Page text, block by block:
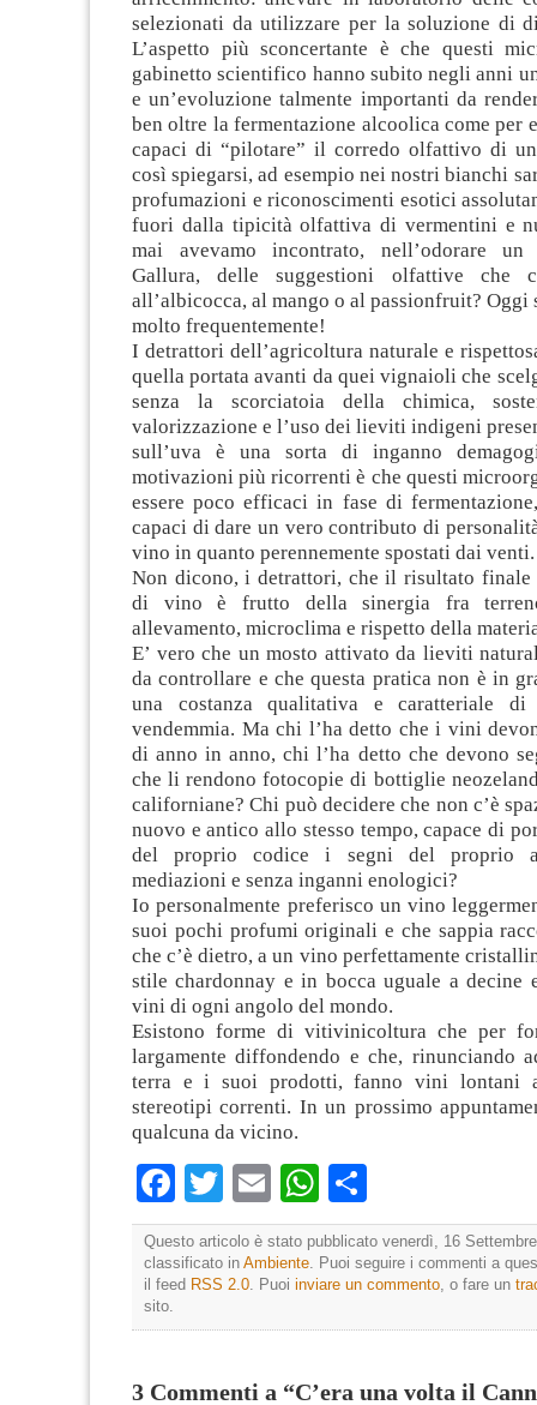
selezionati da utilizzare per la soluzione di
L’aspetto più sconcertante è che questi
gabinetto scientifico hanno subito negli anni
e un’evoluzione talmente importanti da
ben oltre la fermentazione alcoolica come per
capaci di “pilotare” il corredo olfattivo di
così spiegarsi, ad esempio nei nostri bianchi
profumazioni e riconoscimenti esotici
fuori dalla tipicità olfattiva di vermentini e
mai avevamo incontrato, nell’odorare un
Gallura, delle suggestioni olfattive che
all’albicocca, al mango o al passionfruit? Oggi
molto frequentemente!
I detrattori dell’agricoltura naturale e
quella portata avanti da quei vignaioli che
senza la scorciatoia della chimica,
valorizzazione e l’uso dei lieviti indigeni
sull’uva è una sorta di inganno
motivazioni più ricorrenti è che questi
essere poco efficaci in fase di
capaci di dare un vero contributo di
vino in quanto perennemente spostati dai venti.
Non dicono, i detrattori, che il risultato
di vino è frutto della sinergia fra
allevamento, microclima e rispetto della
E’ vero che un mosto attivato da lieviti
da controllare e che questa pratica non è in
una costanza qualitativa e caratteriale di
vendemmia. Ma chi l’ha detto che i vini
di anno in anno, chi l’ha detto che devono
che li rendono fotocopie di bottiglie
californiane? Chi può decidere che non c’è
nuovo e antico allo stesso tempo, capace di
del proprio codice i segni del proprio
mediazioni e senza inganni enologici?
Io personalmente preferisco un vino
suoi pochi profumi originali e che sappia
che c’è dietro, a un vino perfettamente
stile chardonnay e in bocca uguale a decine
vini di ogni angolo del mondo.
Esistono forme di vitivinicoltura che per
largamente diffondendo e che, rinunciando
terra e i suoi prodotti, fanno vini lontani
stereotipi correnti. In un prossimo
qualcuna da vicino.
Facebook
TwitterEmailWhatsApp
Questo articolo è stato pubblicato venerdì, 16
classificato in Ambiente . Puoi seguire i commenti a
il feed RSS 2.0 . Puoi inviare un commento , o fare un
sito.
3 Commenti a “C’era una volta il